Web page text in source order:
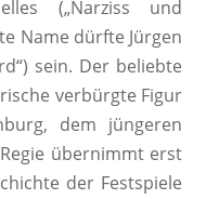
(„Narziss und
Name dürfte Jürgen
sein. Der beliebte
verbürgte Figur
dem jüngeren
übernimmt erst
der Festspiele